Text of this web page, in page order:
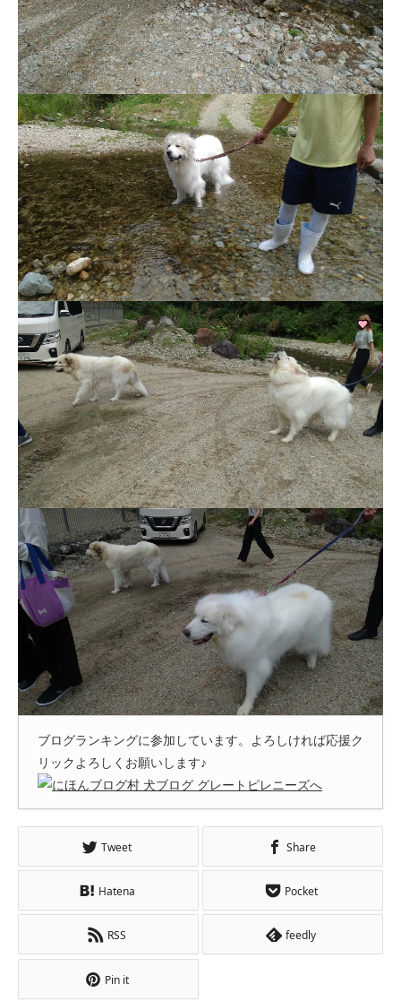
ブログランキングに参加しています。よろしければ応援ク
リックよろしくお願いします♪
Tweet Share
Hatena Pocket
RSS feedly
Pin it